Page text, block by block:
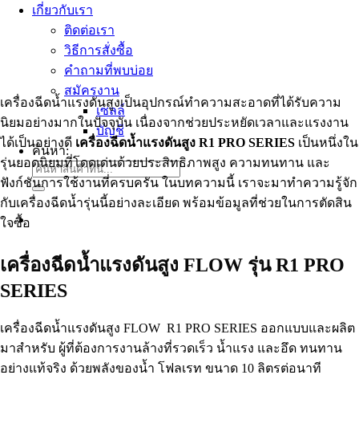
เกี่ยวกับเรา
ติดต่อเรา
วิธีการสั่งซื้อ
คำถามที่พบบ่อย
สมัครงาน
เซลล์
บัญชี
ค้นหา:
เครื่องฉีดน้ำแรงดันสูงเป็นอุปกรณ์ทำความสะอาดที่ได้รับความ
นิยมอย่างมากในปัจจุบัน เนื่องจากช่วยประหยัดเวลาและแรงงาน
ได้เป็นอย่างดี เครื่องฉีดน้ำแรงดันสูง R1 PRO SERIES เป็นหนึ่งใน
รุ่นยอดนิยมที่โดดเด่นด้วยประสิทธิภาพสูง ความทนทาน และ
ฟังก์ชันการใช้งานที่ครบครัน ในบทความนี้ เราจะมาทำความรู้จัก
กับเครื่องฉีดน้ำรุ่นนี้อย่างละเอียด พร้อมข้อมูลที่ช่วยในการตัดสิน
ใจซื้อ
เครื่องฉีดน้ำแรงดันสูง FLOW รุ่น R1 PRO
SERIES
เครื่องฉีดน้ำแรงดันสูง FLOW R1 PRO SERIES ออกแบบและผลิต
มาสำหรับ ผู้ที่ต้องการงานล้างที่รวดเร็ว น้ำแรง และอึด ทนทาน
อย่างแท้จริง ด้วยพลังของน้ำ โฟลเรท ขนาด 10 ลิตรต่อนาที